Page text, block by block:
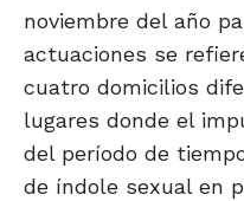
noviembre del año
actuaciones se
cuatro domicilios
lugares donde el
del período de
de índole sexual en